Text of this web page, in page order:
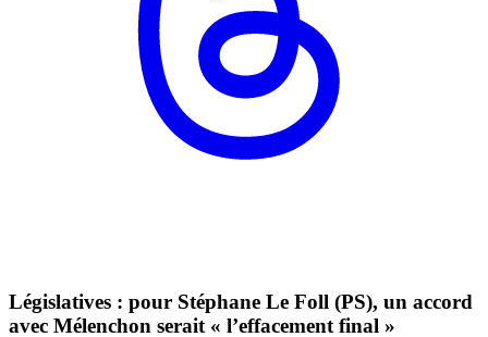
Législatives : pour Stéphane Le Foll (PS), un accord
avec Mélenchon serait « l’effacement final »